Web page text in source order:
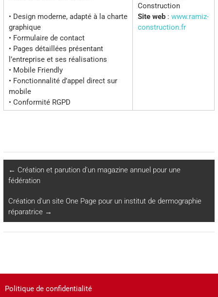
• Design moderne, adapté à la charte
graphique
• Formulaire de contact
• Pages détaillées présentant
l’entreprise et ses réalisations
• Mobile Friendly
• Fonctionnalité d’appel direct sur
mobile
• Conformité RGPD
Construction
Site web: www.ramiz-
construction.fr
← Création et parution d’un magazine annuel pour une
fédération
Création d’un site One Page pour un institut de dermographie
réparatrice →
Politique de confidentialité